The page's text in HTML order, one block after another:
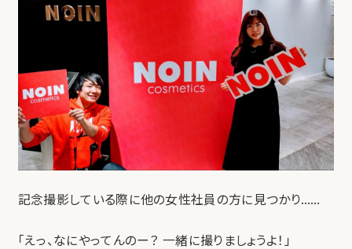
記念撮影している際に他の女性社員の方に見つかり……
「えっ、なにやってんのー？ 一緒に撮りましょうよ！」